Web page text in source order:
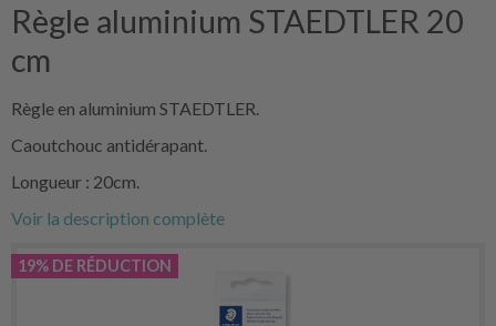
Règle aluminium STAEDTLER 20
cm
Règle en aluminium STAEDTLER.
Caoutchouc antidérapant.
Longueur : 20cm.
Voir la description complète
19% DE RÉDUCTION